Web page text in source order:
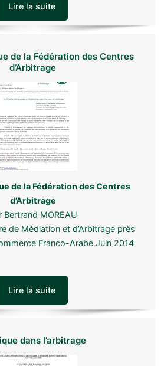
Lire la suite
de la Fédération des Centres
d’Arbitrage
de la Fédération des Centres
d’Arbitrage
Bertrand MOREAU
de Médiation et d’Arbitrage près
Franco-Arabe Juin 2014
Lire la suite
dans l’arbitrage